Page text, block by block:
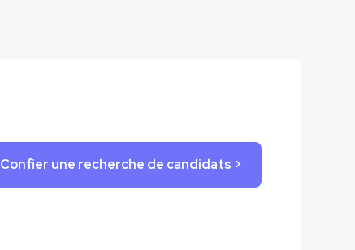
Confier une recherche de candidats >